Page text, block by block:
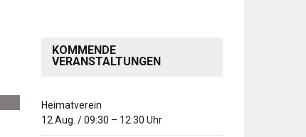
KOMMENDE
VERANSTALTUNGEN
Heimatverein
12.Aug. /09:30 – 12:30 Uhr